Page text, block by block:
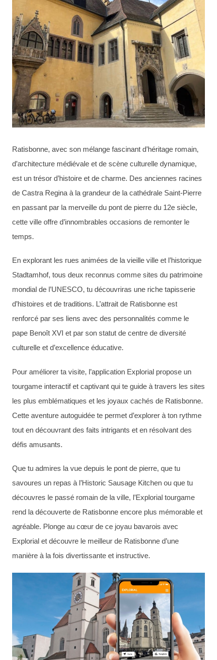
Ratisbonne, avec son mélange fascinant d’héritage romain,
d’architecture médiévale et de scène culturelle dynamique,
est un trésor d’histoire et de charme. Des anciennes racines
de Castra Regina à la grandeur de la cathédrale Saint-Pierre
en passant par la merveille du pont de pierre du 12e siècle,
cette ville offre d’innombrables occasions de remonter le
temps.
En explorant les rues animées de la vieille ville et l’historique
Stadtamhof, tous deux reconnus comme sites du patrimoine
mondial de l’UNESCO, tu découvriras une riche tapisserie
d’histoires et de traditions. L’attrait de Ratisbonne est
renforcé par ses liens avec des personnalités comme le
pape Benoît XVI et par son statut de centre de diversité
culturelle et d’excellence éducative.
Pour améliorer ta visite, l’application Explorial propose un
tourgame interactif et captivant qui te guide à travers les sites
les plus emblématiques et les joyaux cachés de Ratisbonne.
Cette aventure autoguidée te permet d’explorer à ton rythme
tout en découvrant des faits intrigants et en résolvant des
défis amusants.
Que tu admires la vue depuis le pont de pierre, que tu
savoures un repas à l’Historic Sausage Kitchen ou que tu
découvres le passé romain de la ville, l’Explorial tourgame
rend la découverte de Ratisbonne encore plus mémorable et
agréable. Plonge au cœur de ce joyau bavarois avec
Explorial et découvre le meilleur de Ratisbonne d’une
manière à la fois divertissante et instructive.